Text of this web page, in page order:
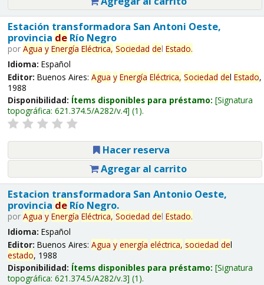
Estación transformadora San Antoni Oeste,
provincia deRío Negro
por Agua y Energía Eléctrica, Sociedad del Estado.
Idioma: Español
Editor: Buenos Aires: Agua y Energía Eléctrica, Sociedad del Estado,
1988
Disponibilidad: Ítems disponibles para préstamo: Signatura
topográfica: 621.374.5/A282/v.4 (1).
Hacer reserva
Agregar al carrito
Estacion transformadora San Antonio Oeste,
provincia deRío Negro.
por Agua y Energía Eléctrica, Sociedad del Estado.
Idioma: Español
Editor: Buenos Aires: Agua y energía eléctrica, sociedad del
estado, 1988
Disponibilidad: Ítems disponibles para préstamo: Signatura
topográfica: 621.374.5/A282/v.3 (1).